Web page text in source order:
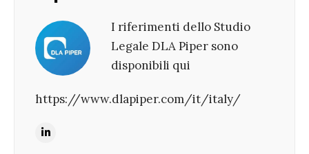
I riferimenti dello Studio
Legale DLA Piper sono
disponibili qui
https://www.dlapiper.com/it/italy/